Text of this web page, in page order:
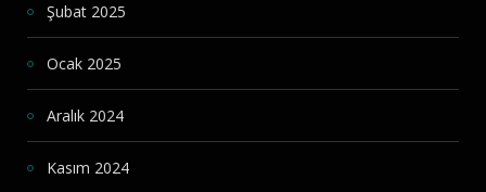
Şubat 2025
Ocak 2025
Aralık 2024
Kasım 2024